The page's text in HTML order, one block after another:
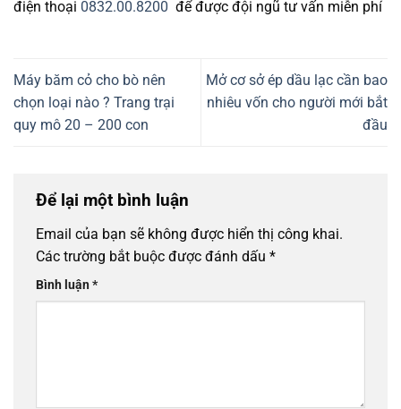
điện thoại 0832.00.8200 để được đội ngũ tư vấn miễn phí
Máy băm cỏ cho bò nên
chọn loại nào ? Trang trại
quy mô 20 – 200 con
Mở cơ sở ép dầu lạc cần bao
nhiêu vốn cho người mới bắt
đầu
Để lại một bình luận
Email của bạn sẽ không được hiển thị công khai.
Các trường bắt buộc được đánh dấu *
Bình luận*